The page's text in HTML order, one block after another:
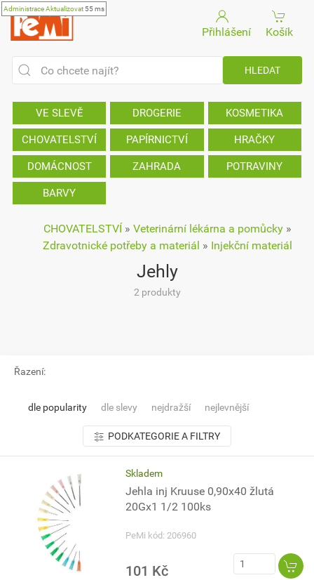
AdministraceAktualizovat 55 ms
Přihlášení Košík
VE SLEVĚ DROGERIE KOSMETIKA
CHOVATELSTVÍ PAPÍRNICTVÍ HRAČKY
DOMÁCNOST ZAHRADA POTRAVINY
BARVY
CHOVATELSTVÍ » Veterinární lékárna a pomůcky »
Zdravotnické potřeby a materiál » Injekční materiál
Jehly
2 produkty
Řazení:
dle popularity dle slevy nejdražší nejlevnější
PODKATEGORIE A FILTRY
Skladem
Jehla inj Kruuse 0,90x40 žlutá
20Gx1 1/2 100ks
PeMi kód: 206960
101 Kč